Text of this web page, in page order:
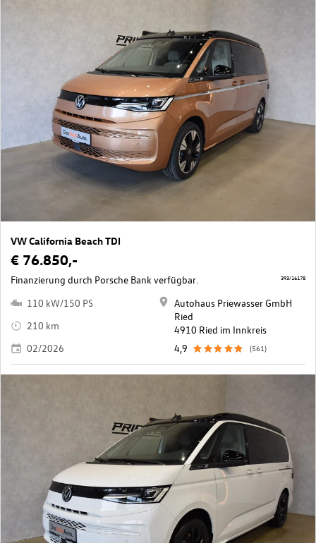
VW California Beach TDI
€ 76.850,-
Finanzierung durch Porsche Bank verfügbar.
110 kW/150 PS
210 km
02/2026
Autohaus Priewasser GmbH
Ried
4910 Ried im Innkreis
4,9
(561)
393/16178